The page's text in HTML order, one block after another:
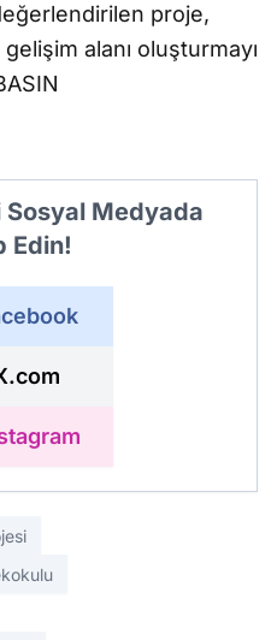
proje,
alanı oluşturmayı
Sosyal Medyada
Edin!